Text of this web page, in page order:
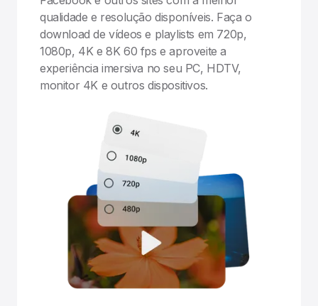
qualidade e resolução disponíveis. Faça o
download de vídeos e playlists em 720p,
1080p, 4K e 8K 60 fps e aproveite a
experiência imersiva no seu PC, HDTV,
monitor 4K e outros dispositivos.